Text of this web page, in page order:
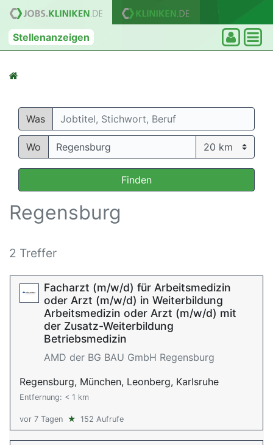
Stellenanzeigen
Was
Wo
Finden
Regensburg
2 Treffer
Facharzt (m/w/d) für Arbeitsmedizin
oder Arzt (m/w/d) in Weiterbildung
Arbeitsmedizin oder Arzt (m/w/d) mit
der Zusatz-Weiterbildung
Betriebsmedizin
AMD der BG BAU GmbH Regensburg
Regensburg, München, Leonberg, Karlsruhe
Entfernung: < 1 km
vor 7 Tagen ★ 152 Aufrufe